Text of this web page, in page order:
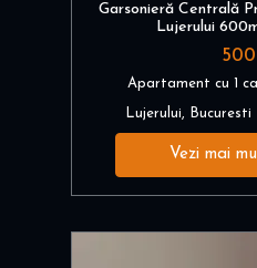
Garsonieră Centrală
Lujerului
Apartament cu 1
Lujerului, Bucuresti
Vezi mai